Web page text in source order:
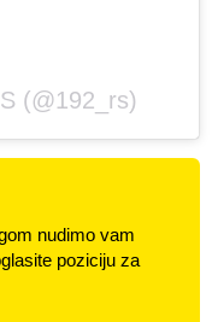
(@192_rs)
nudimo vam
poziciju za